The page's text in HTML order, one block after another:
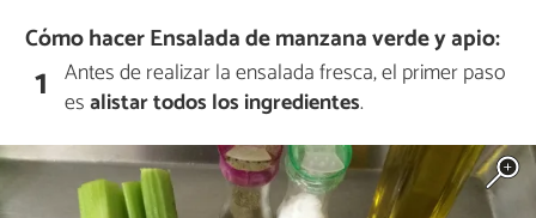
Cómo hacer Ensalada de manzana verde y apio:
1 Antes de realizar la ensalada fresca, el primer paso
esalistar todos los ingredientes.